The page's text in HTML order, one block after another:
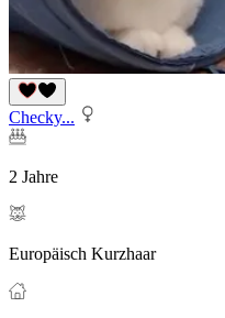
Checky...
2 Jahre
Europäisch Kurzhaar